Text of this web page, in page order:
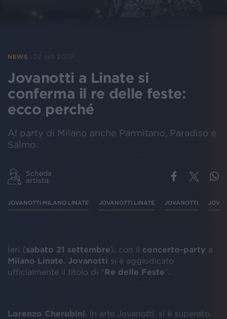
NEWS 22 set 2019
Jovanotti a Linate si
conferma il re delle feste:
ecco perché
Al party di Milano anche Parmitano, Paradiso e
Salmo
Scheda
artista
JOVANOTTI MILANO LINATE JOVANOTTI LINATE JOVANOTTI
Ieri (sabato 21 settembre), con il concerto-party a
Milano Linate Jovanotti si è aggiudicato
ufficialmente il titolo di “Re delle Feste”.
Lorenzo Cherubini , in arte Jovanotti, si è superato.